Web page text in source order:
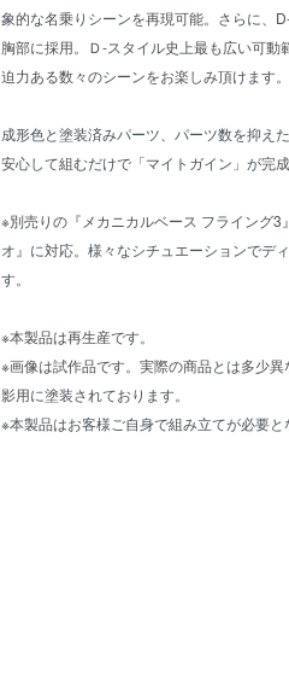
象的な名乗りシーンを再現可能。さらに、
胸部に採用。Ｄ-スタイル史上最も広い可
迫力ある数々のシーンをお楽しみ頂けます。
成形色と塗装済みパーツ、パーツ数を抑え
安心して組むだけで「マイトガイン」が完成
※別売りの『メカニカルベース フライング3
オ』に対応。様々なシチュエーションでデ
す。
※本製品は再生産です。
※画像は試作品です。実際の商品とは多少
影用に塗装されております。
※本製品はお客様ご自身で組み立てが必要と